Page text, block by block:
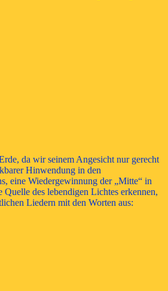
da wir seinem Angesicht nur gerecht
Hinwendung in den
eine Wiedergewinnung der „Mitte“ in
des lebendigen Lichtes erkennen,
Liedern mit den Worten aus: